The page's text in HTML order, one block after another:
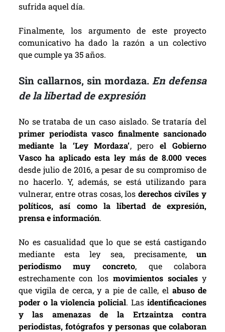
sufrida aquel día.
Finalmente, los argumento de este proyecto
comunicativo ha dado la razón a un colectivo
que cumple ya 35 años.
Sin callarnos, sin mordaza. En defensa
de la libertad de expresión
No se trataba de un caso aislado. Se trataría del
primer periodista vasco finalmente sancionado
mediante la ‘Ley Mordaza’, peroel Gobierno
Vasco ha aplicado esta ley más de 8.000 veces
desde julio de 2016, a pesar de su compromiso de
no hacerlo. Y, además, se está utilizando para
vulnerar, entre otras cosas, losderechos civiles y
políticos, así como la libertad de expresión,
prensa e información.
No es casualidad que lo que se está castigando
mediante esta ley sea, precisamente,un
periodismo muy concreto, que colabora
estrechamente con los movimientos socialesy
que vigila de cerca, y a pie de calle, el abuso de
poder o la violencia policial. Lasidentificaciones
y las amenazas de la Ertzaintza contra
periodistas, fotógrafos y personas que colaboran